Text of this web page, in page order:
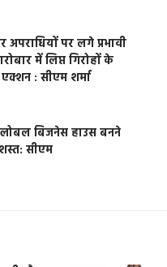
अपराधियों पर लगे प्रभावी
में लिप्त गिरोहों के
: सीएम शर्मा
बिजनेस हाउस बनने
सीएम